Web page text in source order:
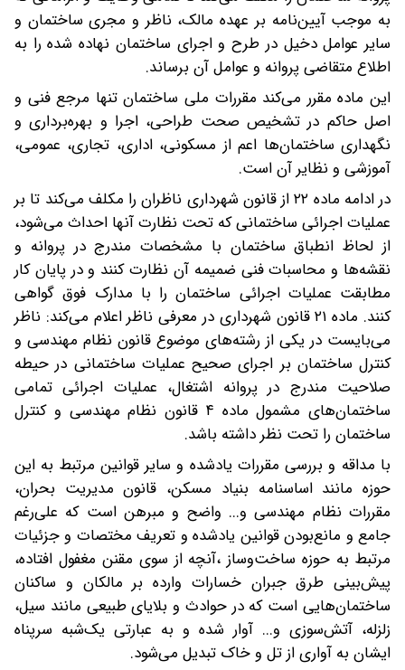
به موجب آیین‌نامه بر عهده مالک، ناظر و مجری ساختمان و
سایر عوامل دخیل در طرح و اجرای ساختمان نهاده‌ شده را به
اطلاع متقاضی پروانه و عوامل آن برساند.
این ماده مقرر می‌کند مقررات ملی ساختمان تنها مرجع فنی و
اصل حاکم در تشخیص صحت طراحی، اجرا و بهره‌برداری و
نگهداری ساختمان‌ها اعم از مسکونی، اداری، تجاری، عمومی،
آموزشی و نظایر آن است.
در ادامه ماده ۲۲ از قانون شهرداری ناظران را مکلف می‌کند تا بر
عملیات اجرائی ساختمانی که تحت نظارت آنها احداث می‌شود،
از لحاظ انطباق ساختمان با مشخصات مندرج در پروانه و
نقشه‌ها و محاسبات فنی ضمیمه آن نظارت کنند و در پایان کار
مطابقت عملیات اجرائی ساختمان را با مدارک فوق گواهی
کنند. ماده ۲۱ قانون شهرداری در معرفی ناظر اعلام می‌کند: ناظر
می‌بایست در یکی از رشته‌های موضوع قانون نظام مهندسی و
کنترل ساختمان بر اجرای صحیح عملیات ساختمانی در حیطه
صلاحیت مندرج در پروانه اشتغال، عملیات اجرائی تمامی
ساختمان‌های مشمول ماده ۴ قانون نظام مهندسی و کنترل
ساختمان را تحت نظر داشته باشد.
با مداقه و بررسی مقررات یادشده و سایر قوانین مرتبط به این
حوزه مانند اساسنامه بنیاد مسکن، قانون مدیریت بحران،
مقررات نظام مهندسی و... واضح و مبرهن است که علی‌رغم
جامع و مانع‌بودن قوانین یادشده و تعریف مختصات و جزئیات
مرتبط به حوزه ساخت‌وساز ،آنچه از سوی مقنن مغفول افتاده،
پیش‌بینی طرق جبران خسارات وارده بر مالکان و ساکنان
ساختمان‌هایی است که در حوادث و بلایای طبیعی مانند سیل،
زلزله، آتش‌سوزی و... آوار شده و به عبارتی یک‌شبه سرپناه
ایشان به آواری از تل و خاک تبدیل می‌شود.